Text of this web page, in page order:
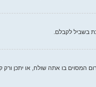
בשביל לקבלם.
בו אתה שולח, או יתכן